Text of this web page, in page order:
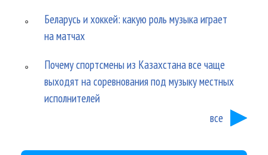
Беларусь и хоккей: какую роль музыка играет
на матчах
Почему спортсмены из Казахстана все чаще
выходят на соревнования под музыку местных
исполнителей
все